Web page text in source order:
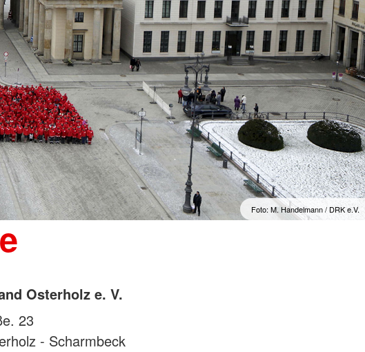
Foto: M. Handelmann / DRK e.V.
Osterholz e. V.
23
- Scharmbeck